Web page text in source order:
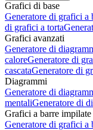
Grafici di base
Generatore di grafici a
di grafici a torta
Grafici avanzati
Generatore di
caloreGeneratore di
cascataGeneratore di
Diagrammi
Generatore di
mentaliGeneratore di
Grafici a barre
Generatore di grafici a